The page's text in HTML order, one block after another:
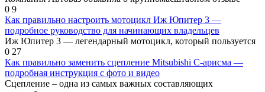
0 9
Как правильно настроить мотоцикл Иж Юпитер 3 —
подробное руководство для начинающих владельцев
Иж Юпитер 3 — легендарный мотоцикл, который пользуется
0 27
Как правильно заменить сцепление Mitsubishi C-арисма —
подробная инструкция с фото и видео
Сцепление – одна из самых важных составляющих